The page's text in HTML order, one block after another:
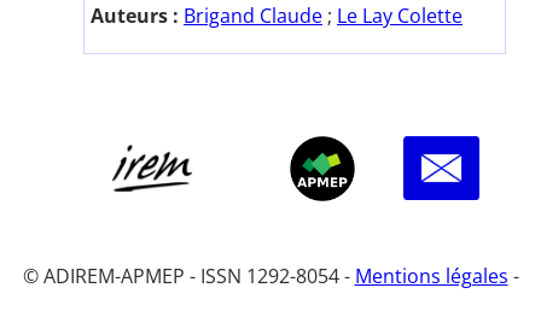
Auteurs : Brigand Claude ; Le Lay Colette
© ADIREM-APMEP - ISSN 1292-8054 - Mentions légales -